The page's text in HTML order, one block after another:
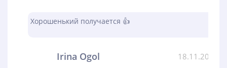
Хорошенький получается 👍
Irina Ogol 18.11.2023